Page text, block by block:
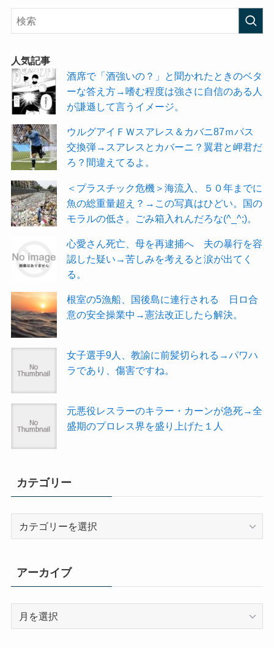
人気記事
酒席で「酒強いの？」と聞かれたときのベタ
ーな答え方→嗜む程度は強さに自信のある人
が謙遜して言うイメージ。
ウルグアイＦＷスアレス＆カバニ87ｍパス
交換弾→スアレスとカバーニ？翼君と岬君だ
ろ？間違えてるよ。
＜プラスチック危機＞海流入、５０年までに
魚の総重量超え？→この写真はひどい。国の
モラルの低さ。ごみ箱入れんだろな(^_^;)。
心愛さん死亡、母を再逮捕へ 夫の暴行を容
認した疑い→苦しみを考えると涙が出てく
る。
根室の5漁船、国後島に連行される 日ロ合
意の安全操業中→憲法改正したら解決。
女子選手9人、教諭に前髪切られる→パワハ
ラであり、傷害ですね。
元悪役レスラーのキラー・カーンが急死→全
盛期のプロレス界を盛り上げた１人
カテゴリー
リ
ー
アーカイブ